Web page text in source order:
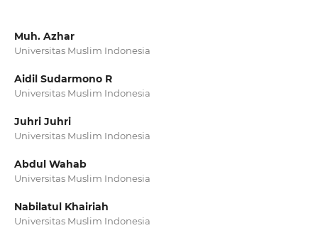
Muh. Azhar
Universitas Muslim Indonesia
Aidil Sudarmono R
Universitas Muslim Indonesia
Juhri Juhri
Universitas Muslim Indonesia
Abdul Wahab
Universitas Muslim Indonesia
Nabilatul Khairiah
Universitas Muslim Indonesia